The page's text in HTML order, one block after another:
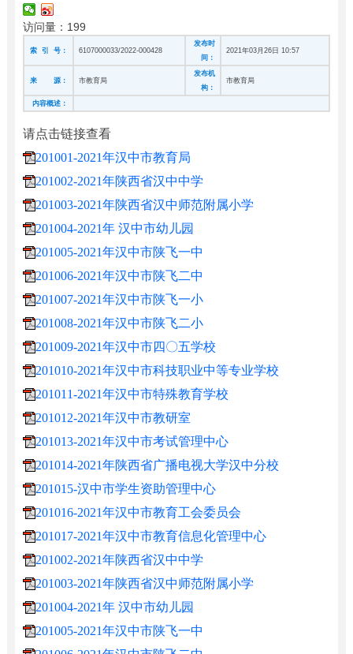
访问量： 199
索 引 号： 6107000033/2022-000428
发布时
间：
2021年03月26日 10:57
来 源： 市教育局
发布机
构：
市教育局
内容概述：
请点击链接查看
201001-2021年汉中市教育局
201002-2021年陕西省汉中中学
201003-2021年陕西省汉中师范附属小学
201004-2021年 汉中市幼儿园
201005-2021年汉中市陕飞一中
201006-2021年汉中市陕飞二中
201007-2021年汉中市陕飞一小
201008-2021年汉中市陕飞二小
201009-2021年汉中市四〇五学校
201010-2021年汉中市科技职业中等专业学校
201011-2021年汉中市特殊教育学校
201012-2021年汉中市教研室
201013-2021年汉中市考试管理中心
201014-2021年陕西省广播电视大学汉中分校
201015-汉中市学生资助管理中心
201016-2021年汉中市教育工会委员会
201017-2021年汉中市教育信息化管理中心
201002-2021年陕西省汉中中学
201003-2021年陕西省汉中师范附属小学
201004-2021年 汉中市幼儿园
201005-2021年汉中市陕飞一中